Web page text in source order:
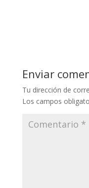
Enviar
Tu dirección de
Los campos